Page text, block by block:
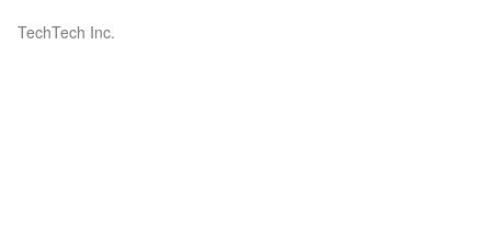
TechTech Inc.